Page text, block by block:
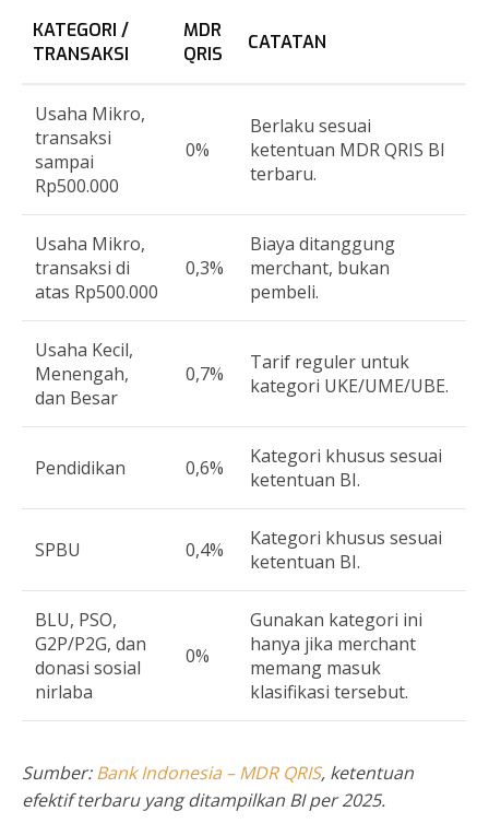
KATEGORI /
TRANSAKSI
MDR
QRIS
CATATAN
Usaha Mikro,
transaksi
sampai
Rp500.000
0%
Berlaku sesuai
ketentuan MDR QRIS BI
terbaru.
Usaha Mikro,
transaksi di
atas Rp500.000
0,3%
Biaya ditanggung
merchant, bukan
pembeli.
Usaha Kecil,
Menengah,
dan Besar
0,7%
Tarif reguler untuk
kategori UKE/UME/UBE.
Pendidikan 0,6%
Kategori khusus sesuai
ketentuan BI.
SPBU 0,4%
Kategori khusus sesuai
ketentuan BI.
BLU, PSO,
G2P/P2G, dan
donasi sosial
nirlaba
0%
Gunakan kategori ini
hanya jika merchant
memang masuk
klasifikasi tersebut.
Sumber:Bank Indonesia – MDR QRIS, ketentuan
efektif terbaru yang ditampilkan BI per 2025.